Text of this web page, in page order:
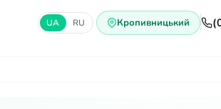
UA RU Кропивницький